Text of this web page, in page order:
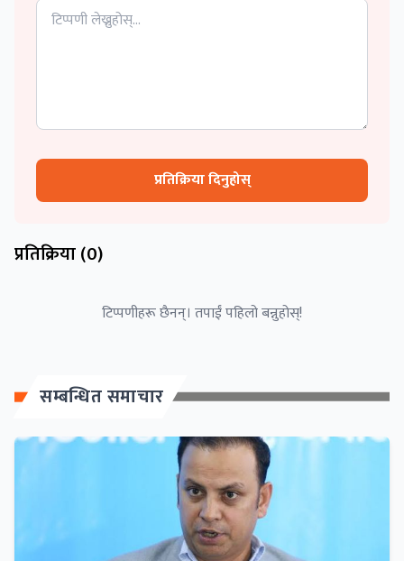
प्रतिक्रिया दिनुहोस्
प्रतिक्रिया (0)
टिप्पणीहरू छैनन्। तपाईं पहिलो बन्नुहोस्!
सम्बन्धित समाचार